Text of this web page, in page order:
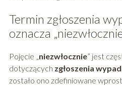
Termin zgłoszenia
oznacza
Pojęcie „niezwłocznie” jest
dotyczących zgłoszenia
zostało ono zdefiniowane